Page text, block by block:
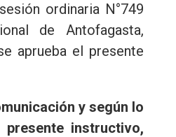
ordinaria N°749
de Antofagasta,
aprueba el presente
y según lo
instructivo,